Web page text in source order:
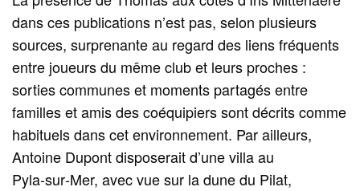
dans ces publications n’est pas, selon plusieurs
sources, surprenante au regard des liens fréquents
entre joueurs du même club et leurs proches :
sorties communes et moments partagés entre
familles et amis des coéquipiers sont décrits comme
habituels dans cet environnement. Par ailleurs,
Antoine Dupont disposerait d’une villa au
Pyla‑sur‑Mer, avec vue sur la dune du Pilat,